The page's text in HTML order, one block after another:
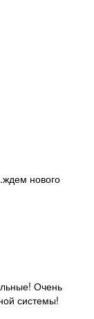
нового
Очень
системы!